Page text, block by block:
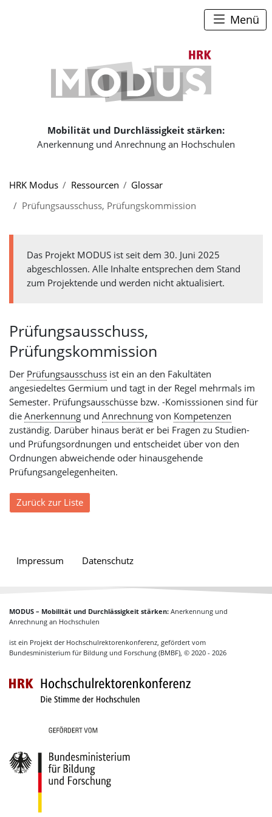
Mobilität und Durchlässigkeit stärken:
Anerkennung und Anrechnung an Hochschulen
Menü
HRK Modus
Ressourcen
Glossar
Prüfungsausschuss, Prüfungskommission
Das Projekt MODUS ist seit dem 30. Juni 2025
abgeschlossen. Alle Inhalte entsprechen dem Stand
zum Projektende und werden nicht aktualisiert.
Prüfungsausschuss,
Prüfungskommission
Der Prüfungsausschuss ist ein an den Fakultäten
angesiedeltes Germium und tagt in der Regel mehrmals im
Semester. Prüfungsausschüsse bzw. -Komisssionen sind für
die Anerkennung und Anrechnung von Kompetenzen
zuständig. Darüber hinaus berät er bei Fragen zu Studien-
und Prüfungsordnungen und entscheidet über von den
Ordnungen abweichende oder hinausgehende
Prüfungsangelegenheiten.
Zurück zur Liste
Impressum Datenschutz
MODUS – Mobilität und Durchlässigkeit stärken: Anerkennung und
Anrechnung an Hochschulen
ist ein Projekt der Hochschulrektorenkonferenz, gefördert vom
Bundesministerium für Bildung und Forschung (BMBF), © 2020 - 2026